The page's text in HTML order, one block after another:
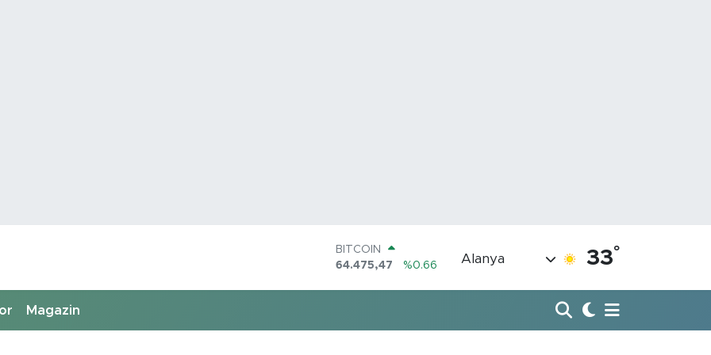
BITCOIN
64.475,47
%0.66
47,5971
%0.05
Alanya 33°
Magazin